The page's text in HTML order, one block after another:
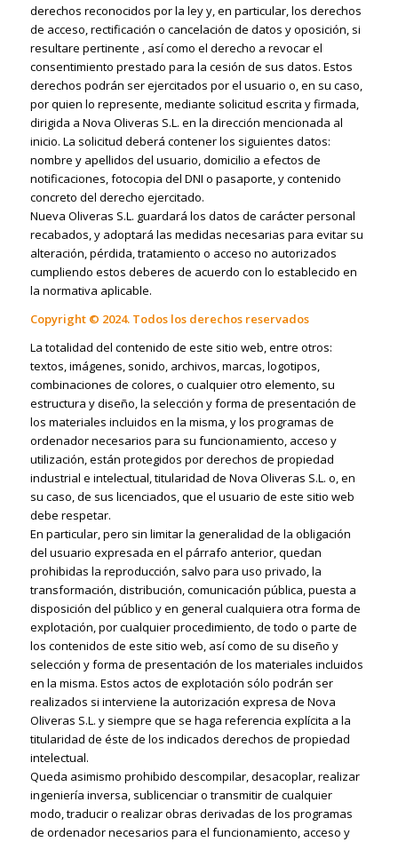
derechos reconocidos por la ley y, en particular, los derechos
de acceso, rectificación o cancelación de datos y oposición, si
resultare pertinente , así como el derecho a revocar el
consentimiento prestado para la cesión de sus datos. Estos
derechos podrán ser ejercitados por el usuario o, en su caso,
por quien lo represente, mediante solicitud escrita y firmada,
dirigida a Nova Oliveras S.L. en la dirección mencionada al
inicio. La solicitud deberá contener los siguientes datos:
nombre y apellidos del usuario, domicilio a efectos de
notificaciones, fotocopia del DNI o pasaporte, y contenido
concreto del derecho ejercitado.
Nueva Oliveras S.L. guardará los datos de carácter personal
recabados, y adoptará las medidas necesarias para evitar su
alteración, pérdida, tratamiento o acceso no autorizados
cumpliendo estos deberes de acuerdo con lo establecido en
la normativa aplicable.
Copyright © 2024. Todos los derechos reservados
La totalidad del contenido de este sitio web, entre otros:
textos, imágenes, sonido, archivos, marcas, logotipos,
combinaciones de colores, o cualquier otro elemento, su
estructura y diseño, la selección y forma de presentación de
los materiales incluidos en la misma, y ​​los programas de
ordenador necesarios para su funcionamiento, acceso y
utilización, están protegidos por derechos de propiedad
industrial e intelectual, titularidad de Nova Oliveras S.L. o, en
su caso, de sus licenciados, que el usuario de este sitio web
debe respetar.
En particular, pero sin limitar la generalidad de la obligación
del usuario expresada en el párrafo anterior, quedan
prohibidas la reproducción, salvo para uso privado, la
transformación, distribución, comunicación pública, puesta a
disposición del público y en general cualquiera otra forma de
explotación, por cualquier procedimiento, de todo o parte de
los contenidos de este sitio web, así como de su diseño y
selección y forma de presentación de los materiales incluidos
en la misma. Estos actos de explotación sólo podrán ser
realizados si interviene la autorización expresa de Nova
Oliveras S.L. y siempre que se haga referencia explícita a la
titularidad de éste de los indicados derechos de propiedad
intelectual.
Queda asimismo prohibido descompilar, desacoplar, realizar
ingeniería inversa, sublicenciar o transmitir de cualquier
modo, traducir o realizar obras derivadas de los programas
de ordenador necesarios para el funcionamiento, acceso y